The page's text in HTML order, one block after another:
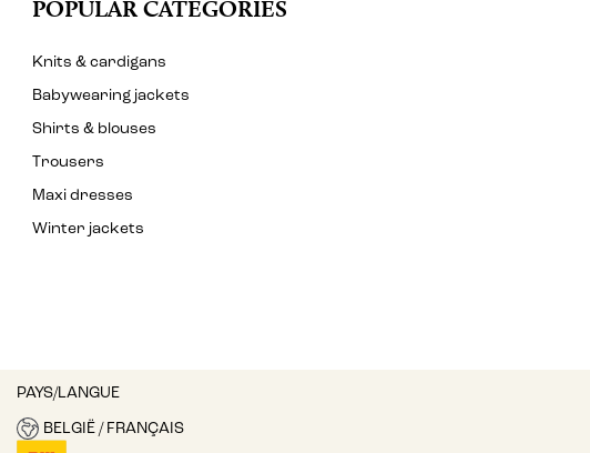
POPULAR CATEGORIES
Knits & cardigans
Babywearing jackets
Shirts & blouses
Trousers
Maxi dresses
Winter jackets
PAYS/LANGUE
BELGIË / FRANÇAIS